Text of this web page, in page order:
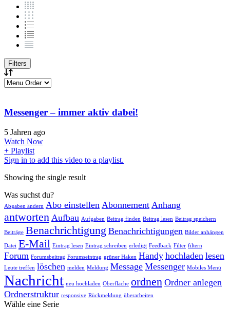
Filters
Messenger – immer aktiv dabei!
5 Jahren ago
Watch Now
+ Playlist
Sign in to add this video to a playlist.
Showing the single result
Was suchst du?
Abgaben ändern Abo einstellen Abonnement Anhang
antworten Aufbau Aufgaben Beitrag finden Beitrag lesen Beitrag speichern
Beiträge Benachrichtigung Benachrichtigungen Bilder anhängen
Datei E-Mail Eintrag lesen Eintrag schreiben erledigt Feedback Filter filtern
Forum Forumsbeitrag Forumseintrag grüner Haken Handy hochladen lesen
Leute treffen löschen melden Meldung Message Messenger Mobiles Menü
Nachricht neu hochladen Oberfläche ordnen Ordner anlegen
Ordnerstruktur responsive Rückmeldung überarbeiten
Wähle eine Serie